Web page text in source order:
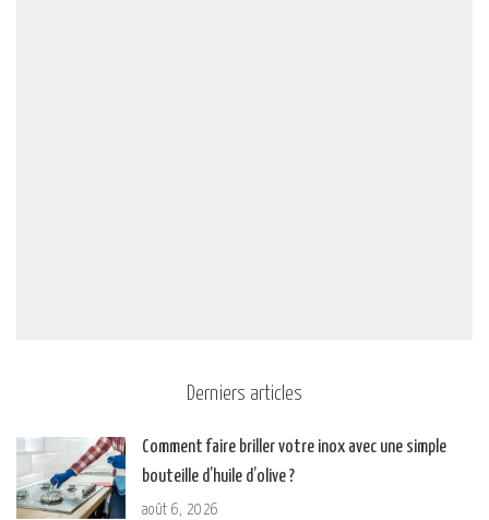
Derniers articles
Comment faire briller votre inox avec une simple
bouteille d’huile d’olive ?
août 6, 2026